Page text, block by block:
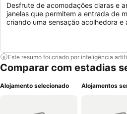
Desfrute de acomodações claras e
janelas que permitem a entrada de
criando uma sensação acolhedora e
Este resumo foi criado por inteligência
Comparar com estadias
Alojamento selecionado Alojamentos